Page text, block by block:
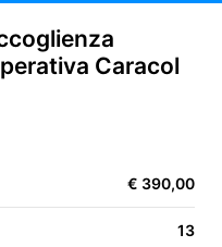
FR
Caracol
€ 390,00
13